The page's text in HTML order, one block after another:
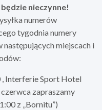
nieczynne!
numerów
tygodnia numery
miejscach i
, Interferie Sport Hotel
zapraszamy
z „Bornitu”)